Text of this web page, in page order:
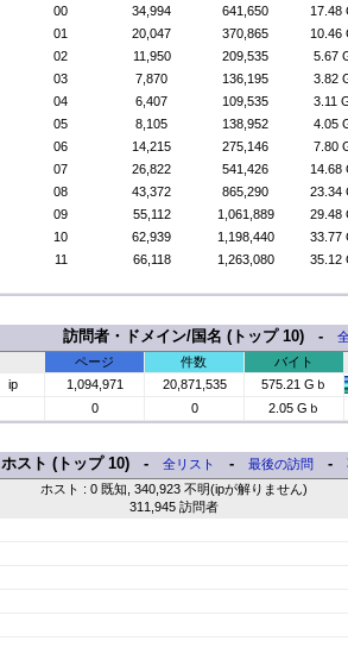
00
34,994 641,650
17.48
01
20,047 370,865
10.46
02
11,950 209,535
5.67
03
7,870 136,195
3.82
04
6,407 109,535
3.11
05
8,105 138,952
4.05
06
14,215 275,146
7.80
07
26,822 541,426
14.68
08
43,372 865,290
23.34
09
55,112 1,061,889
29.48
10
62,939 1,198,440
33.77
11
66,118 1,263,080 35.12
訪問者・ドメイン/国名 (トップ 10) -
ページ 件数
バイト
ip 1,094,971 20,871,535
575.21 Gｂ
0 0 2.05 Gｂ
ホスト (トップ 10) - 全リスト - 最後の訪問 -
ホスト : 0 既知, 340,923 不明(ipが解りません)
311,945 訪問者